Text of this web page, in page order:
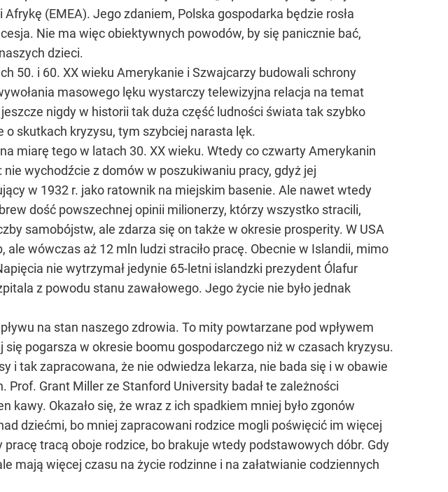
(EMEA). Jego zdaniem, Polska gospodarka będzie rosła
Nie ma więc obiektywnych powodów, by się panicznie bać,
dzieci.
50. i 60. XX wieku Amerykanie i Szwajcarzy budowali schrony
masowego lęku wystarczy telewizyjna relacja na temat
nigdy w historii tak duża część ludności świata tak szybko
skutkach kryzysu, tym szybciej narasta lęk.
miarę tego w latach 30. XX wieku. Wtedy co czwarty Amerykanin
wychodźcie z domów w poszukiwaniu pracy, gdyż jej
w 1932 r. jako ratownik na miejskim basenie. Ale nawet wtedy
dość powszechnej opinii milionerzy, którzy wszystko stracili,
samobójstw, ale zdarza się on także w okresie prosperity. W USA
wówczas aż 12 mln ludzi straciło pracę. Obecnie w Islandii, mimo
nie wytrzymał jedynie 65-letni islandzki prezydent Ólafur
z powodu stanu zawałowego. Jego życie nie było jednak
na stan naszego zdrowia. To mity powtarzane pod wpływem
pogarsza w okresie boomu gospodarczego niż w czasach kryzysu.
i tak zapracowana, że nie odwiedza lekarza, nie bada się i w obawie
Grant Miller ze Stanford University badał te zależności
Okazało się, że wraz z ich spadkiem mniej było zgonów
dziećmi, bo mniej zapracowani rodzice mogli poświęcić im więcej
tracą oboje rodzice, bo brakuje wtedy podstawowych dóbr. Gdy
mają więcej czasu na życie rodzinne i na załatwianie codziennych